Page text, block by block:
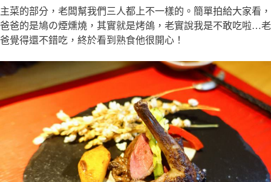
主菜的部分，老闆幫我們三人都上不一樣的。簡單拍給大家看，
爸爸的是鳩の煙燻燒，其實就是烤鴿，老實說我是不敢吃啦…老
爸覺得還不錯吃，終於看到熟食他很開心！